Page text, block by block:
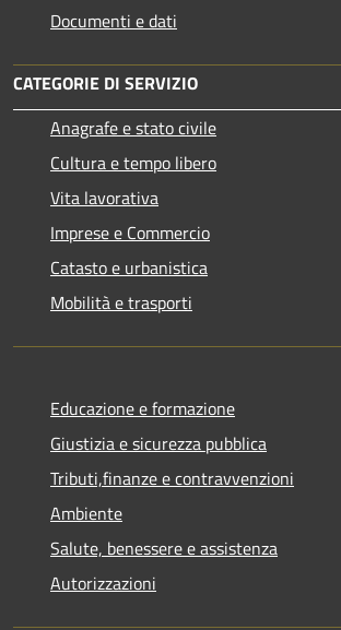
Documenti e dati
CATEGORIE DI SERVIZIO
Anagrafe e stato civile
Cultura e tempo libero
Vita lavorativa
Imprese e Commercio
Catasto e urbanistica
Mobilità e trasporti
Educazione e formazione
Giustizia e sicurezza pubblica
Tributi,finanze e contravvenzioni
Ambiente
Salute, benessere e assistenza
Autorizzazioni